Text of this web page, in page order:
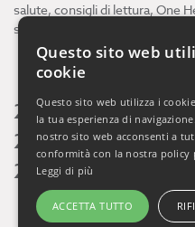
salute, consigli di lettura, One
scienza
2026 2025 2024
2020 2019 2018
2014 2013
Questo sito web
cookie
Questo sito web utilizza i
la tua esperienza di
nostro sito web acconsenti a
conformità con la nostra policy
Leggi di più
ACCETTA TUTTO